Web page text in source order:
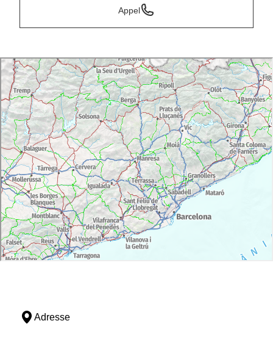
Appel
Adresse